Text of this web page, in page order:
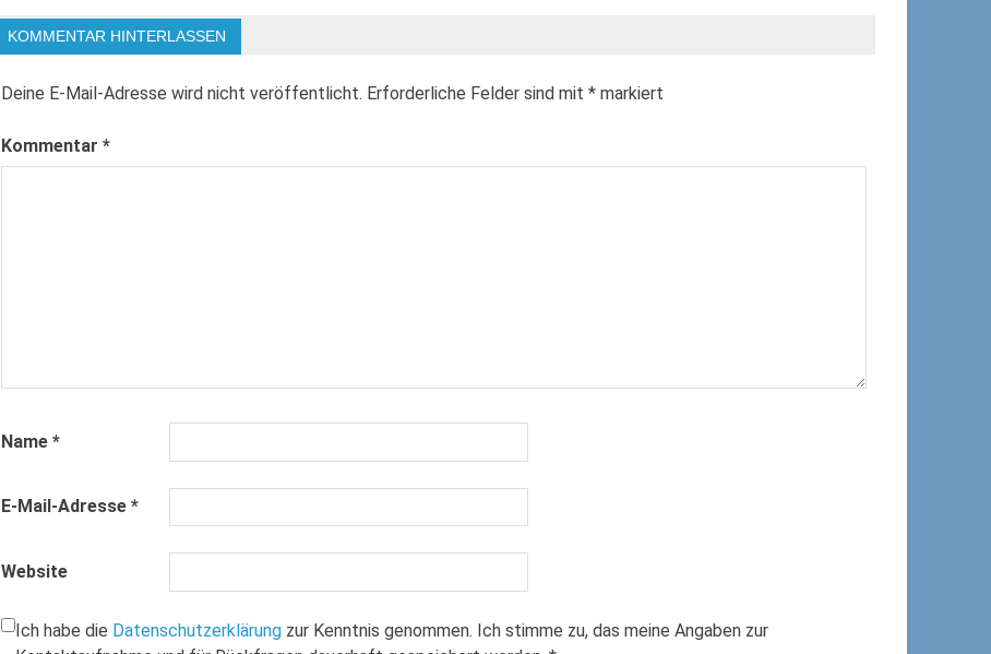
KOMMENTAR HINTERLASSEN
Deine E-Mail-Adresse wird nicht veröffentlicht. Erforderliche Felder sind mit* markiert
Kommentar*
Name*
E-Mail-Adresse*
Website
Ich habe die Datenschutzerklärung zur Kenntnis genommen. Ich stimme zu, das meine Angaben zur